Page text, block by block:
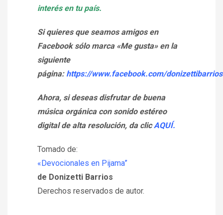
interés en tu país.
Si quieres que seamos amigos en
Facebook sólo marca «Me gusta» en la
siguiente
página: https://www.facebook.com/donizettibarrios
Ahora, si deseas disfrutar de buena
música orgánica con sonido estéreo
digital de alta resolución, da clicAQUÍ.
Tomado de:
«Devocionales en Pijama”
de Donizetti Barrios
Derechos reservados de autor.